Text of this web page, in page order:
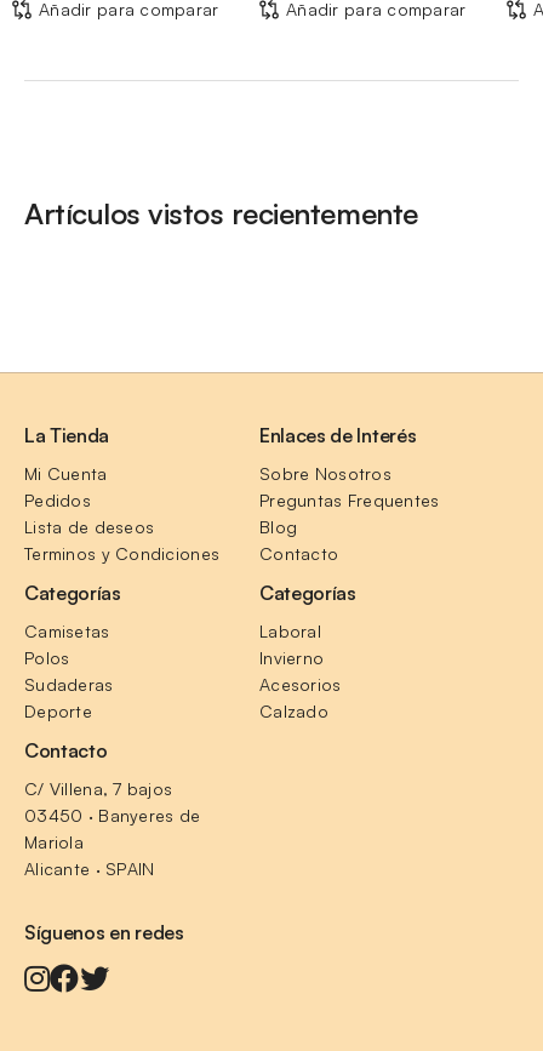
Añadir para comparar
Añadir para comparar
Artículos vistos recientemente
La Tienda
Mi Cuenta
Pedidos
Lista de deseos
Terminos y Condiciones
Enlaces de Interés
Sobre Nosotros
Preguntas Frequentes
Blog
Contacto
Categorías
Camisetas
Polos
Sudaderas
Deporte
Categorías
Laboral
Invierno
Acesorios
Calzado
Contacto
C/ Villena, 7 bajos
03450 · Banyeres de
Mariola
Alicante · SPAIN
Síguenos en redes